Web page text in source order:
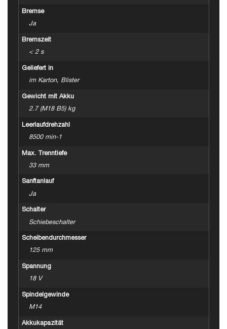
Bremse
Ja
Bremszeit
< 2 s
Geliefert in
im Karton, Blister
Gewicht mit Akku
2.7 (M18 B5) kg
Leerlaufdrehzahl
8500 min-1
Max. Trenntiefe
33 mm
Sanftanlauf
Ja
Schalter
Schiebeschalter
Scheibendurchmesser
125 mm
Spannung
18 V
Spindelgewinde
M14
Akkukapazität